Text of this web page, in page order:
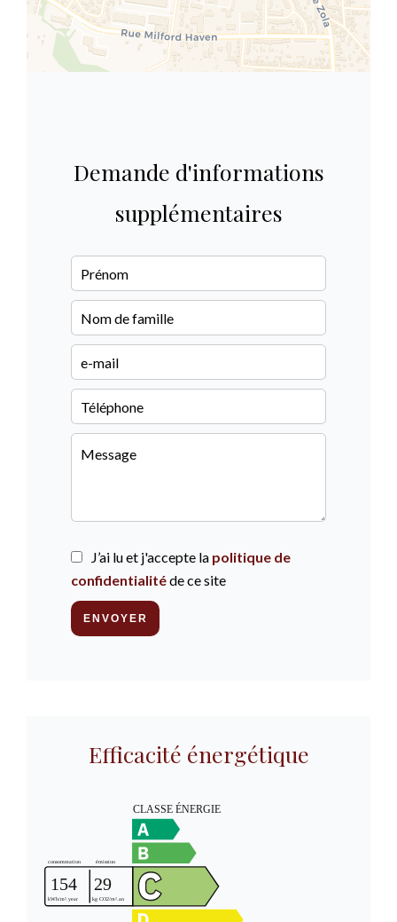
Demande d'informations
supplémentaires
J’ai lu et j'accepte la politique de
confidentialitéde ce site
ENVOYER
Efficacité énergétique